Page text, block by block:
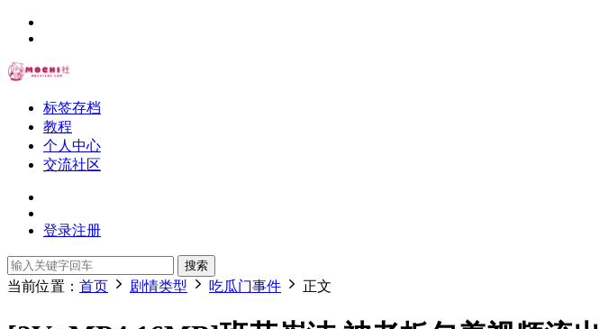
标签存档
教程
个人中心
交流社区
登录注册
搜索
当前位置： 首页 剧情类型 吃瓜门事件 正文